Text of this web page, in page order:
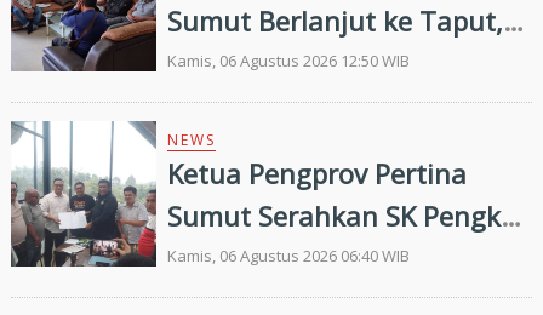
Sumut Berlanjut ke Taput,
Pengkab Siap Dukung
Pembinaan dan Targetkan
Prestasi di Porprovsu 2026
Kamis, 06 Agustus 2026 12:50 WIB
NEWS
Ketua Pengprov Pertina
Sumut Serahkan SK Pengkab
Pertina Madina Periode
2026–2030
Kamis, 06 Agustus 2026 06:40 WIB